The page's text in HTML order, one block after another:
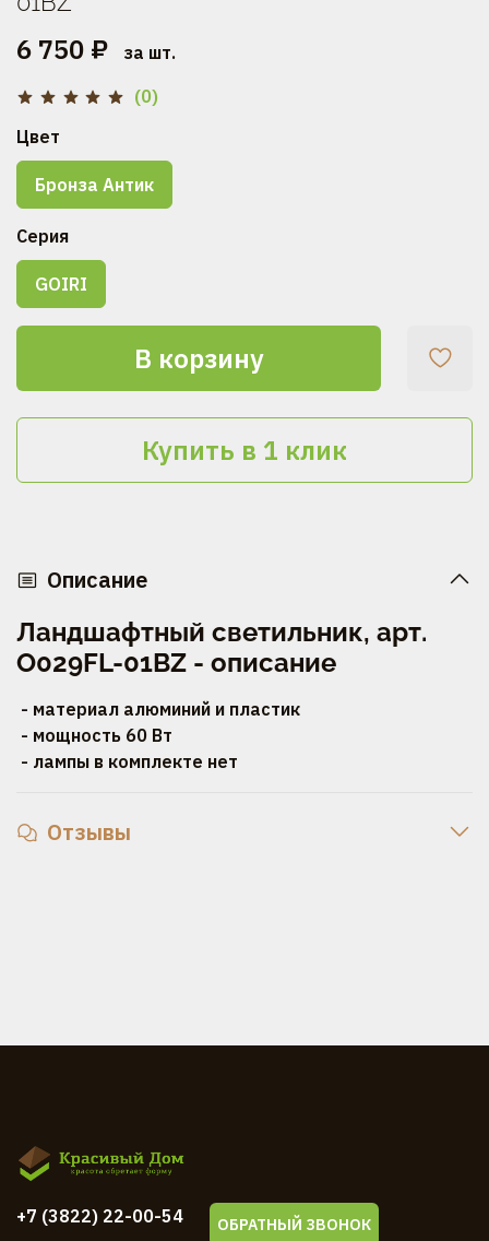
(0)
6 750 ₽ за шт.
В корзину
Купить в 1 клик
Цвет
Бронза Антик
Серия
GOIRI
Описание
Ландшафтный светильник, арт.
O029FL-01BZ - описание
- материал алюминий и пластик
- мощность 60 Вт
- лампы в комплекте нет
Отзывы
+7 (3822) 22-00-54 ОБРАТНЫЙ ЗВОНОК